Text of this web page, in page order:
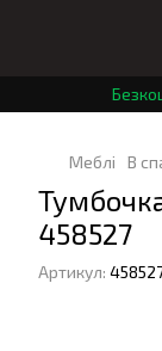
Меблі В
458527
Артикул: